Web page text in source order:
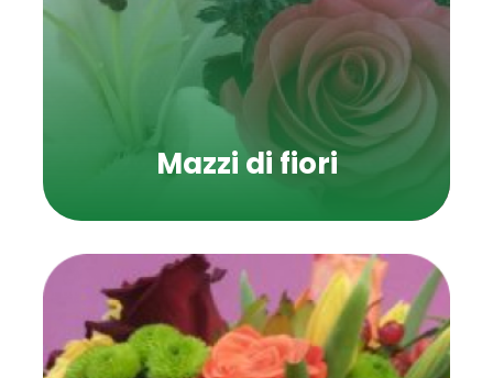
Mazzi di fiori